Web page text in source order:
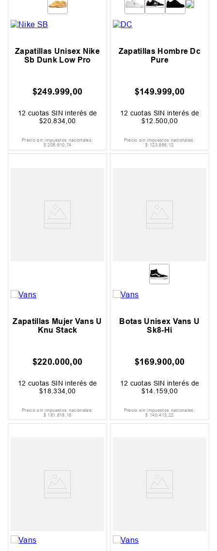
Zapatillas Unisex Nike
Sb Dunk Low Pro
$249.999,00
12 cuotas SIN interés de
$20 .834 00
Precio sin impuestos nacionales:
$ 206.610,74
Zapatillas Hombre Dc
Pure
$149.999,00
12 cuotas SIN interés de
$12 .500 ,00
Precio sin impuestos nacionales:
$ 123.966, 12
Zapatillas Mujer Vans U
Knu Stack
$220.000,00
12 cuotas SIN interés de
$18.334 00
Precio sin impuestos nacionales:
$ 181.818,18
Botas Unisex Vans U
Sk8-Hi
$169.900,00
12 cuotas SIN interés de
$14 159 ,00
Precio sin impuestos nacionales:
$ 140.413,22